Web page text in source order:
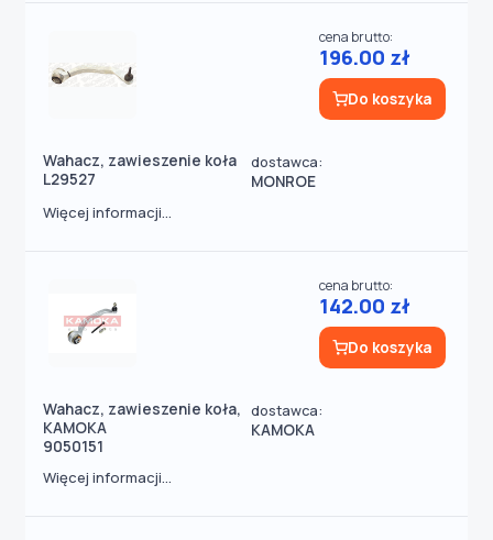
Wahacz, zawieszenie koła
L29527
dostawca:
MONROE
cena brutto:
196.00 zł
Do koszyka
Więcej informacji...
Wahacz, zawieszenie koła,
KAMOKA
9050151
dostawca:
KAMOKA
cena brutto:
142.00 zł
Do koszyka
Więcej informacji...